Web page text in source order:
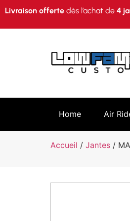
Livraison offerte dès l’achat de 4
Home Air
Accueil / Jantes /